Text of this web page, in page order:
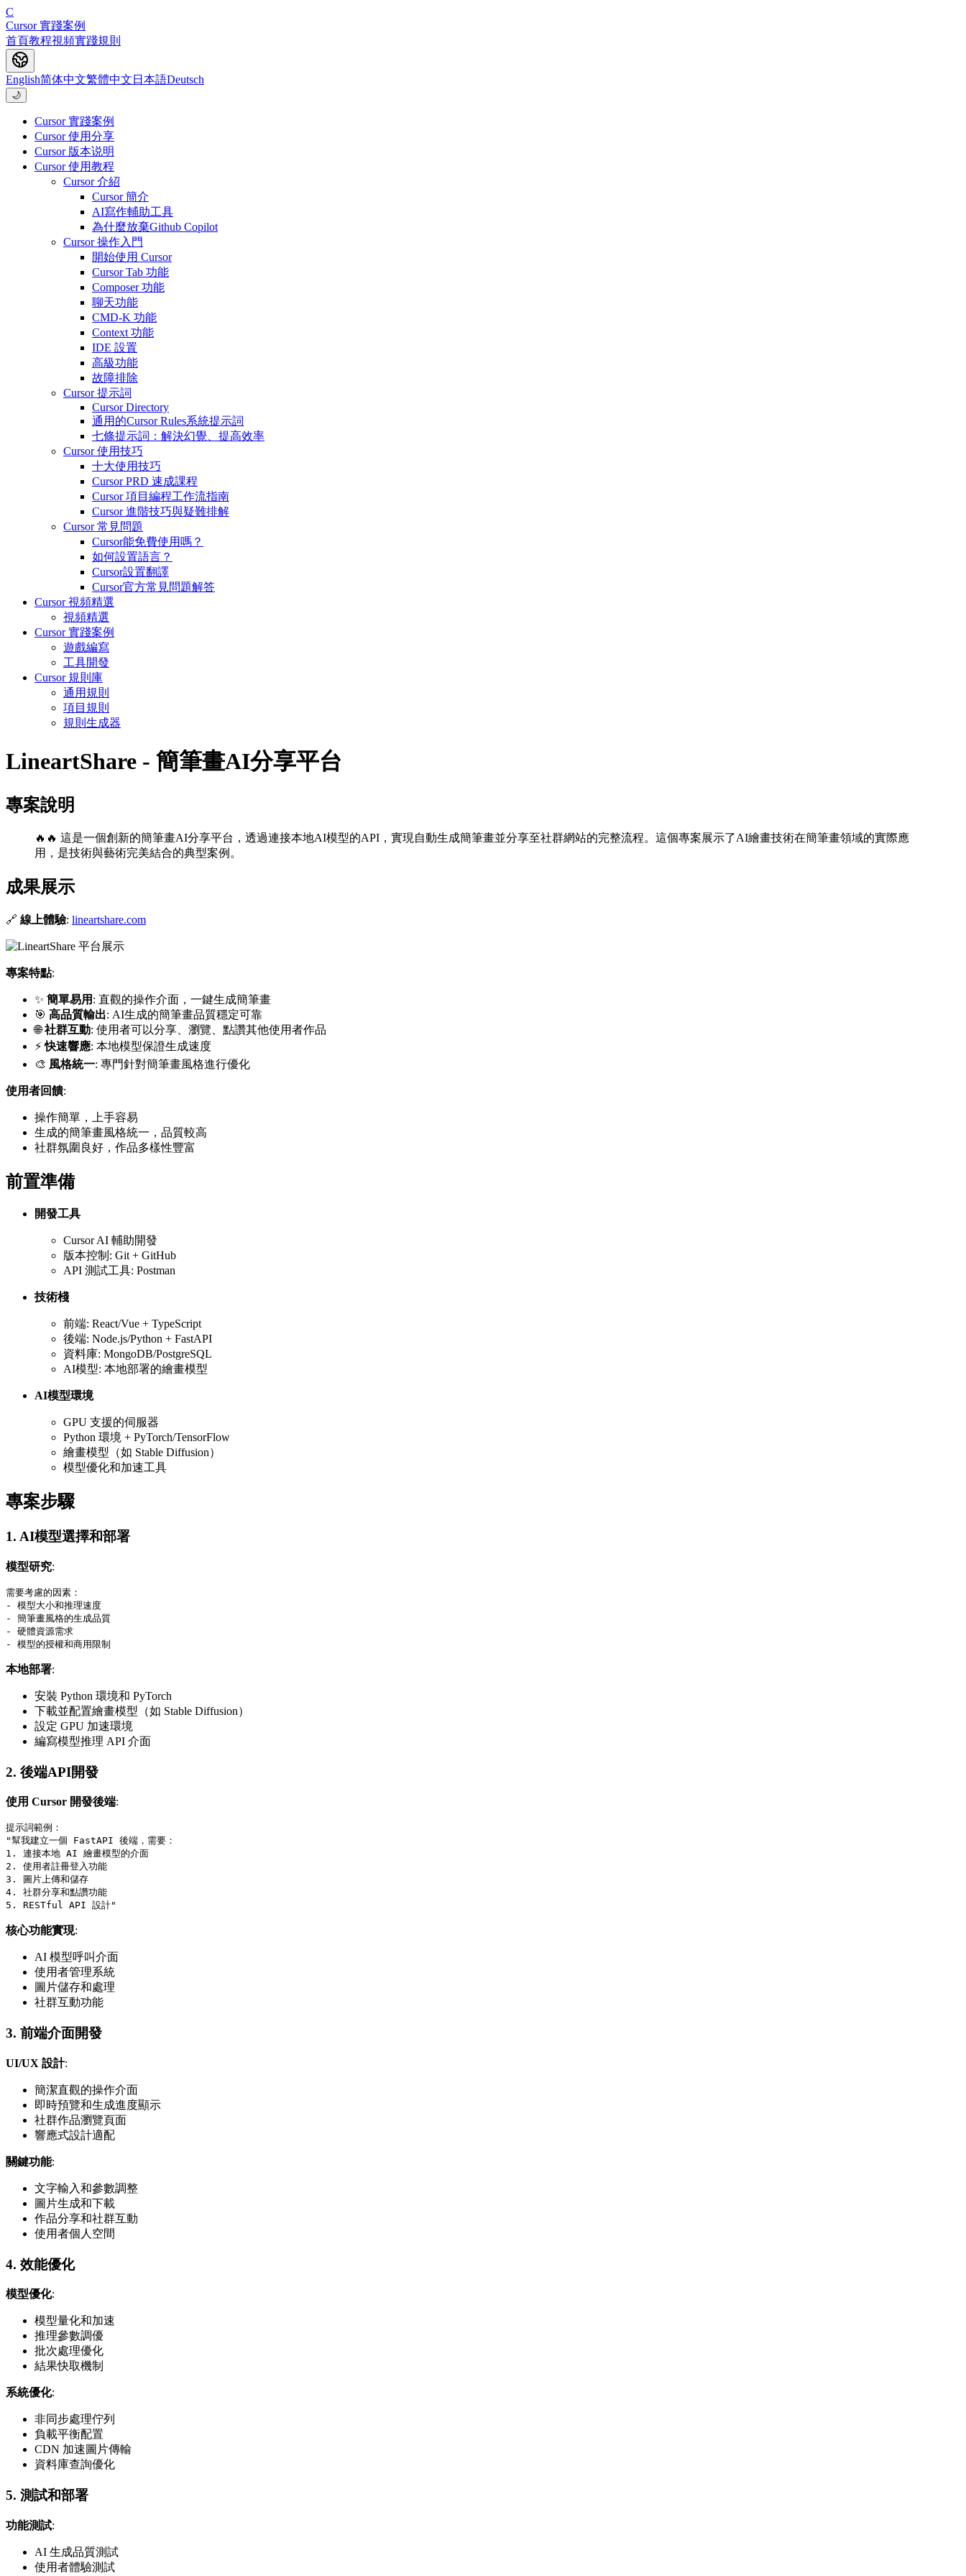
C
Cursor 實踐案例
首頁教程視頻實踐規則
English简体中文繁體中文 日本語Deutsch
🌙
Cursor 實踐案例
Cursor 使用分享
Cursor 版本说明
Cursor 使用教程
Cursor 介紹
Cursor 簡介
AI寫作輔助工具
為什麼放棄Github Copilot
Cursor 操作入門
開始使用 Cursor
Cursor Tab 功能
Composer 功能
聊天功能
CMD-K 功能
Context 功能
IDE 設置
高級功能
故障排除
Cursor 提示詞
Cursor Directory
通用的Cursor Rules系統提示詞
七條提示詞：解決幻覺、提高效率
Cursor 使用技巧
十大使用技巧
Cursor PRD 速成課程
Cursor 項目編程工作流指南
Cursor 進階技巧與疑難排解
Cursor 常見問題
Cursor能免費使用嗎？
如何設置語言？
Cursor設置翻譯
Cursor官方常見問題解答
Cursor 視頻精選
視頻精選
Cursor 實踐案例
遊戲編寫
工具開發
Cursor 規則庫
通用規則
項目規則
規則生成器
LineartShare - 簡筆畫AI分享平台
專案說明
🔥🔥 這是一個創新的簡筆畫AI分享平台，透過連接本地AI模型的API，實現自動生成簡筆畫並分享至社群網站的完整流程。這個專案展示了AI繪畫技術在簡筆畫領域的實際應
用，是技術與藝術完美結合的典型案例。
成果展示
🔗 線上體驗: lineartshare.com
專案特點:
✨ 簡單易用 : 直觀的操作介面，一鍵生成簡筆畫
🎯 高品質輸出: AI生成的簡筆畫品質穩定可靠
🌐社群互動: 使用者可以分享、瀏覽、點讚其他使用者作品
⚡快速響應: 本地模型保證生成速度
🎨 風格統一: 專門針對簡筆畫風格進行優化
使用者回饋:
操作簡單，上手容易
生成的簡筆畫風格統一，品質較高
社群氛圍良好，作品多樣性豐富
前置準備
開發工具
Cursor AI 輔助開發
版本控制: Git + GitHub
API 測試工具: Postman
技術棧
前端: React/Vue + TypeScript
後端: Node.js/Python + FastAPI
資料庫: MongoDB/PostgreSQL
AI模型: 本地部署的繪畫模型
AI模型環境
GPU 支援的伺服器
Python 環境 + PyTorch/TensorFlow
繪畫模型（如 Stable Diffusion）
模型優化和加速工具
專案步驟
1. AI模型選擇和部署
模型研究:
需要考慮的因素：
- 模型大小和推理速度
- 簡筆畫風格的生成品質
- 硬體資源需求
本地部署:
安裝 Python 環境和 PyTorch
下載並配置繪畫模型（如 Stable Diffusion）
設定 GPU 加速環境
編寫模型推理 API 介面
2. 後端API開發
使用 Cursor 開發後端:
提示詞範例：
"幫我建立一個 FastAPI 後端，需要：
1. 連接本地 AI 繪畫模型的介面
2. 使用者註冊登入功能
3. 圖片上傳和儲存
4. 社群分享和點讚功能
核心功能實現:
AI 模型呼叫介面
使用者管理系統
圖片儲存和處理
社群互動功能
3. 前端介面開發
UI/UX 設計:
簡潔直觀的操作介面
即時預覽和生成進度顯示
社群作品瀏覽頁面
響應式設計適配
關鍵功能:
文字輸入和參數調整
圖片生成和下載
作品分享和社群互動
使用者個人空間
4. 效能優化
模型優化:
模型量化和加速
推理參數調優
批次處理優化
結果快取機制
系統優化:
非同步處理佇列
負載平衡配置
CDN 加速圖片傳輸
資料庫查詢優化
5. 測試和部署
功能測試:
AI 生成品質測試
使用者體驗測試